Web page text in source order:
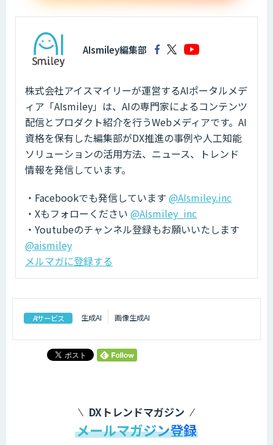
AIsmiley編集部
株式会社アイスマイリーが運営するAIポータルメデ
ィア「AIsmiley」は、AIの専門家によるコンテンツ
配信とプロダクト紹介を行うWebメディアです。AI
資格を保有した編集部がDX推進の事例や人工知能
ソリューションの活用方法、ニュース、トレンド
情報を発信しています。
・Facebookでも発信しています @AIsmiley.inc
・Xもフォローください @AIsmiley_inc
・Youtubeのチャンネル登録もお願いいたします
@aismiley
メルマガに登録する
AIサービス 生成AI 画像生成AI
DXトレンドマガジン
メールマガジン登録